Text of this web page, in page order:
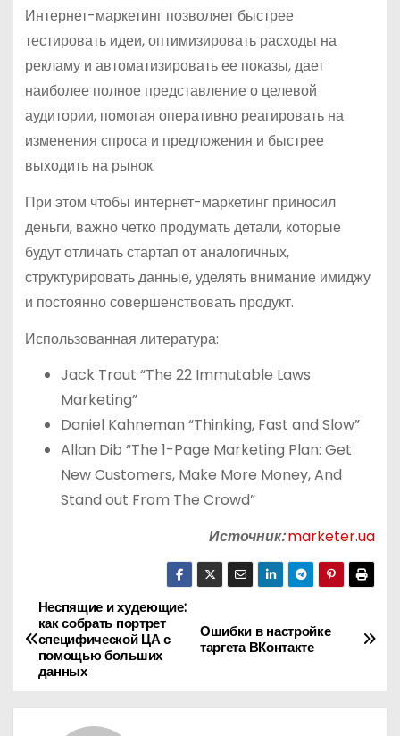
Интернет-маркетинг позволяет быстрее
тестировать идеи, оптимизировать расходы на
рекламу и автоматизировать ее показы, дает
наиболее полное представление о целевой
аудитории, помогая оперативно реагировать на
изменения спроса и предложения и быстрее
выходить на рынок.
При этом чтобы интернет-маркетинг приносил
деньги, важно четко продумать детали, которые
будут отличать стартап от аналогичных,
структурировать данные, уделять внимание имиджу
и постоянно совершенствовать продукт.
Использованная литература:
Jack Trout “The 22 Immutable Laws
Marketing”
Daniel Kahneman “Thinking, Fast and Slow”
Allan Dib “The 1-Page Marketing Plan: Get
New Customers, Make More Money, And
Stand out From The Crowd”
Источник: marketer.ua
Н
а
Ошибки в настройке
таргета ВКонтакте
Неспящие и худеющие:
как собрать портрет
специфической ЦА с
помощью больших
данных